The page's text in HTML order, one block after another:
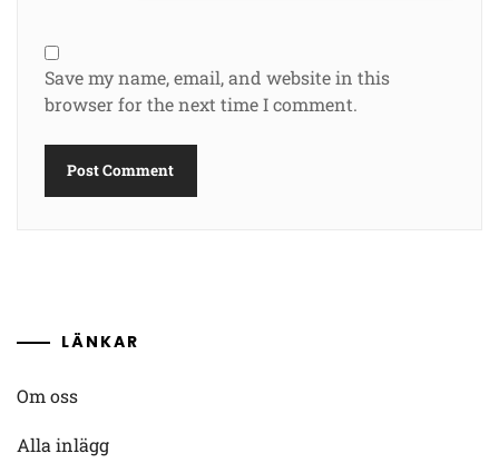
Save my name, email, and website in this
browser for the next time I comment.
LÄNKAR
Om oss
Alla inlägg